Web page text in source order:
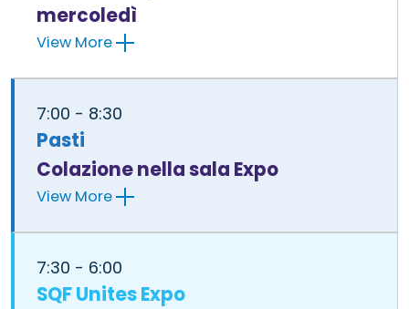
mercoledì
View More
7:00 - 8:30
Pasti
Colazione nella sala Expo
View More
7:30 - 6:00
SQF Unites Expo